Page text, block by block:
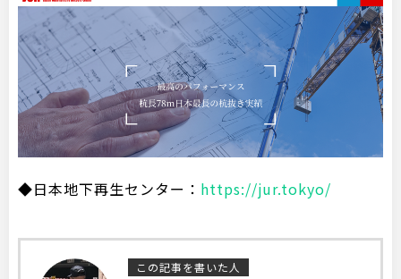
◆日本地下再生センター： https://jur.tokyo/
この記事を書いた人